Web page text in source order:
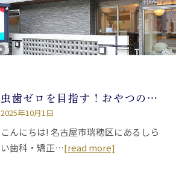
虫歯ゼロを目指す！おやつの選び方と食べ方のコツ
2025年10月1日
こんにちは! 名古屋市瑞穂区にあるしら
い歯科・矯正…[read more]